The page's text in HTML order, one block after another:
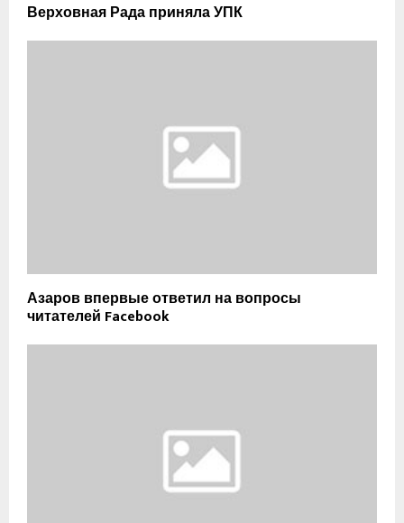
Верховная Рада приняла УПК
Азаров впервые ответил на вопросы
читателей Facebook